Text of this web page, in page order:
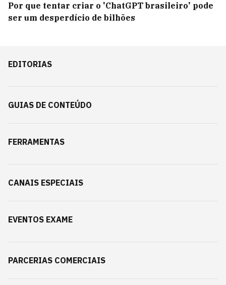
Por que tentar criar o 'ChatGPT brasileiro' pode
ser um desperdício de bilhões
EDITORIAS
GUIAS DE CONTEÚDO
FERRAMENTAS
CANAIS ESPECIAIS
EVENTOS EXAME
PARCERIAS COMERCIAIS